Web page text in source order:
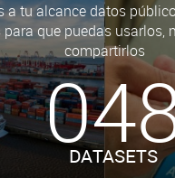
a tu alcance datos
para que puedas usarlos,
compartirlos
DATASETS